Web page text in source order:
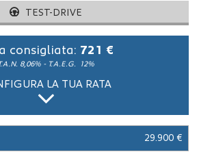
TEST-DRIVE
consigliata: 721 €
8,06% - T.A.E.G. 12%
LA TUA RATA
29.900 €